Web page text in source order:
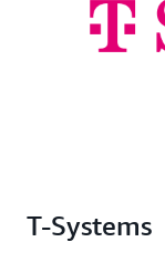
T-Systems